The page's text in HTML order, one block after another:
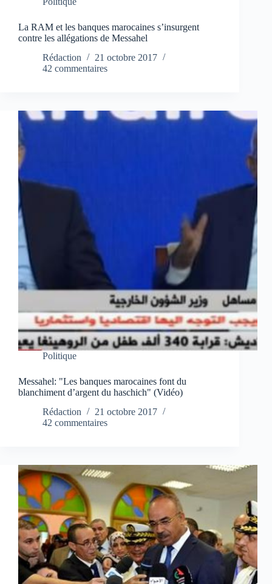
La RAM et les banques marocaines s’insurgent
contre les allégations de Messahel
Rédaction
21 octobre 2017
42 commentaires
Politique
Messahel: "Les banques marocaines font du
blanchiment d’argent du haschich" (Vidéo)
Rédaction
21 octobre 2017
42 commentaires